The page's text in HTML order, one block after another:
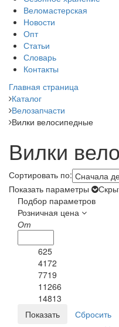
Веломастерская
Новости
Опт
Статьи
Словарь
Контакты
Главная страница
Каталог
Велозапчасти
Вилки велосипедные
Вилки
Сортировать по:
Показать параметры
Подбор параметров
Розничная цена
От
625
4172
7719
11266
14813